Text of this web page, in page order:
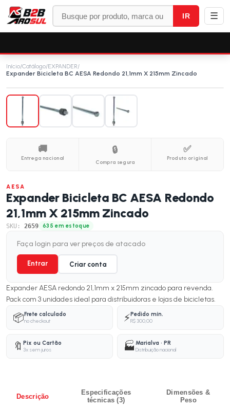
IR ☰
Início/Catálogo/EXPANDER/
Expander Bicicleta BC AESA Redondo 21,1mm X 215mm Zincado
🚚
Entrega nacional
🔒
Compra segura
✅
Produto original
AESA
Expander Bicicleta BC AESA Redondo
21,1mm X 215mm Zincado
SKU: 2659 635 em estoque
Faça login para ver preços de atacado
Entrar Criar conta
Expander AESA redondo 21,1mm x 215mm zincado para revenda.
Pack com 3 unidades ideal para distribuidoras e lojas de bicicletas.
📦Frete calculado
no checkout
⚡Pedido mín.
R$ 300,00
🔖 Pix ou Cartão
3x sem juros
🏭 Marialva · PR
Distribuição nacional
Descrição
Especificações
técnicas (3)
Dimensões &
Peso